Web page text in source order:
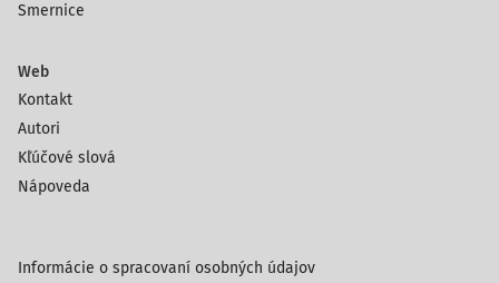
Smernice
Web
Kontakt
Autori
Kľúčové slová
Nápoveda
Informácie o spracovaní osobných údajov